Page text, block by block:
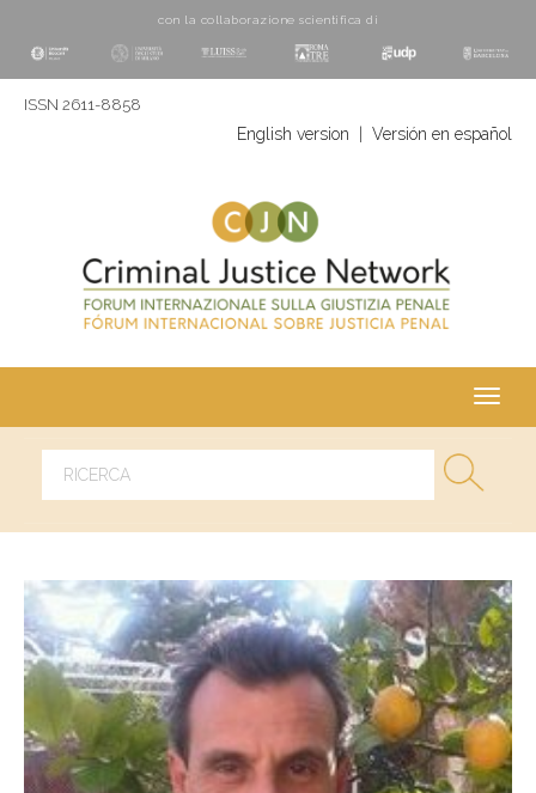
con la collaborazione scientifica di
ISSN 2611-8858
English version Versión en español